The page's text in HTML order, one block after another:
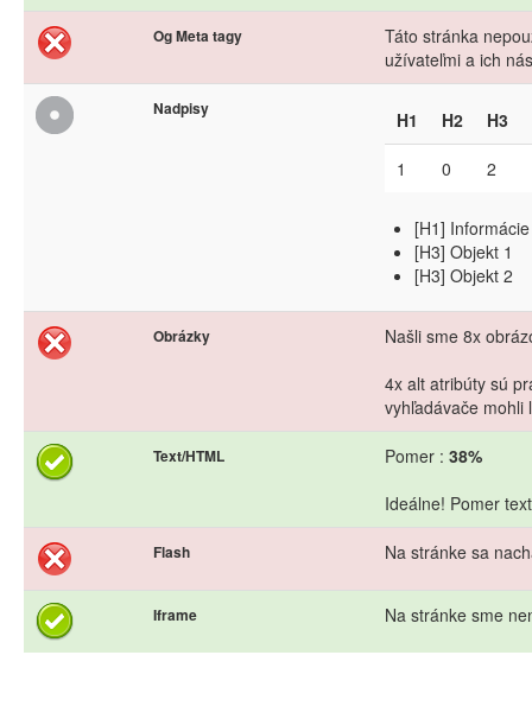
Og Meta tagy
Táto stránka
užívateľmi a ich
Nadpisy H1 H2 H3
1 0 2
[H1]
[H3] Objekt 1
[H3] Objekt 2
Obrázky
Našli sme 8x
4x alt atribúty sú
vyhľadávače mohli
Text/HTML Pomer : 38%
Ideálne! Pomer
Flash Na stránke sa
Iframe Na stránke sme